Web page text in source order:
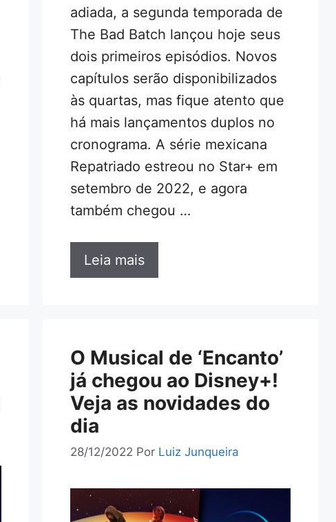
adiada, a segunda temporada de
The Bad Batch lançou hoje seus
dois primeiros episódios. Novos
capítulos serão disponibilizados
às quartas, mas fique atento que
há mais lançamentos duplos no
cronograma. A série mexicana
Repatriado estreou no Star+ em
setembro de 2022, e agora
também chegou …
Leia mais
O Musical de ‘Encanto’
já chegou ao Disney+!
Veja as novidades do
dia
28/12/2022 Por Luiz Junqueira